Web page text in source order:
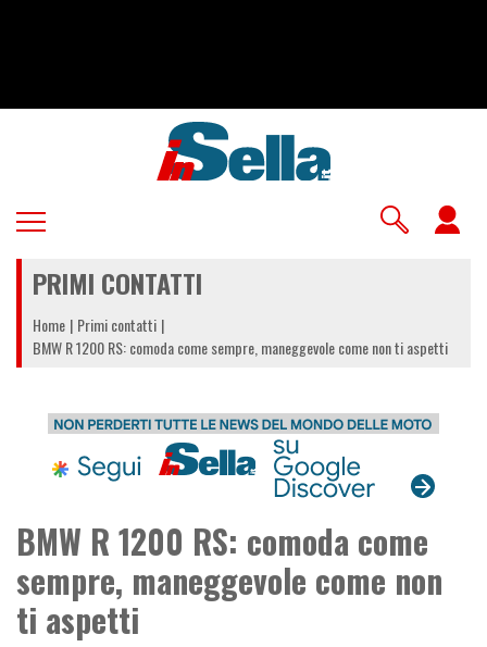
PRIMI CONTATTI
Home Primi contatti
BMW R 1200 RS: comoda come sempre, maneggevole come non ti aspetti
BMW R 1200 RS: comoda come
sempre, maneggevole come non
ti aspetti